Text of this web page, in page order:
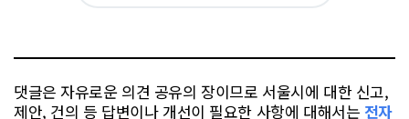
댓글은 자유로운 의견 공유의 장이므로 서울시에 대한 신고,
제안, 건의 등 답변이나 개선이 필요한 사항에 대해서는 전자